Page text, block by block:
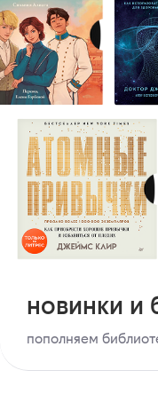
новинки и
пополняем